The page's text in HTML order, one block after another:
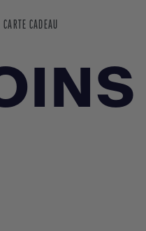
CARTE CADEAU